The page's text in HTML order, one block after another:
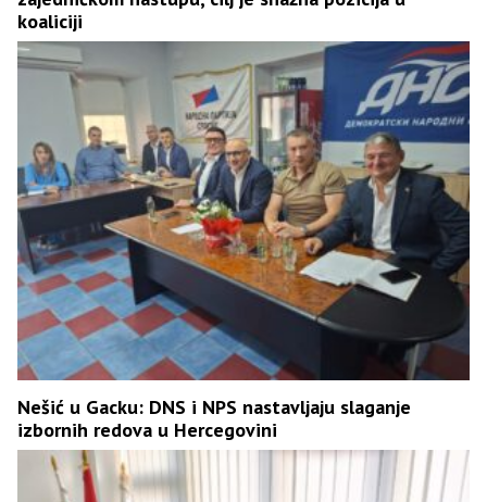
koaliciji
Nešić u Gacku: DNS i NPS nastavljaju slaganje
izbornih redova u Hercegovini